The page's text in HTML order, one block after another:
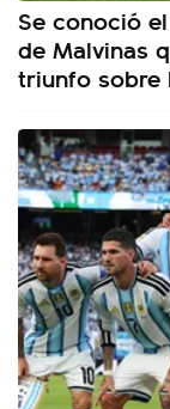
Se conoció
de Malvinas
triunfo sobre